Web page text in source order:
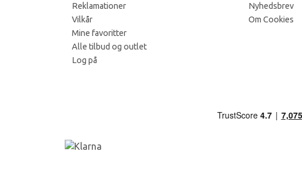
Reklamationer
Vilkår
Mine favoritter
Alle tilbud og outlet
Log på
Nyhedsbrev
Om Cookies